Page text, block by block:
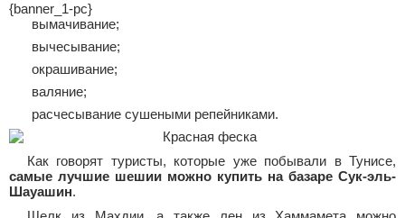
{banner_1-pc}
вымачивание;
вычесывание;
окрашивание;
валяние;
расчесывание сушеными репейниками.
Как говорят туристы, которые уже побывали в Тунисе,
самые лучшие шешии можно купить на базаре Сук-эль-
Шауашин.